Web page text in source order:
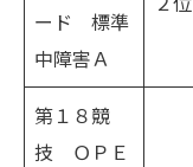
ード 標準
中障害Ａ
第１８競
技 ＯＰＥ